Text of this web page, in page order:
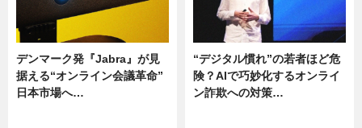
デンマーク発『Jabra』が見
据える“オンライン会議革命”
日本市場へ…
“デジタル慣れ”の若者ほど危
険？AIで巧妙化するオンライ
ン詐欺への対策…